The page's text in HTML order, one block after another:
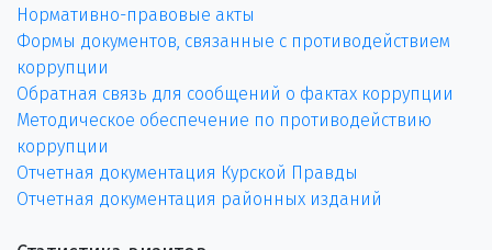
Нормативно-правовые акты
Формы документов, связанные с противодействием
коррупции
Обратная связь для сообщений о фактах коррупции
Методическое обеспечение по противодействию
коррупции
Отчетная документация Курской Правды
Отчетная документация районных изданий